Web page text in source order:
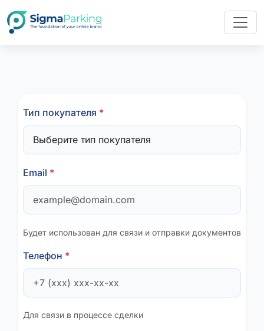
Тип покупателя *
Email *
Будет использован для связи и отправки документов
Телефон *
Для связи в процессе сделки